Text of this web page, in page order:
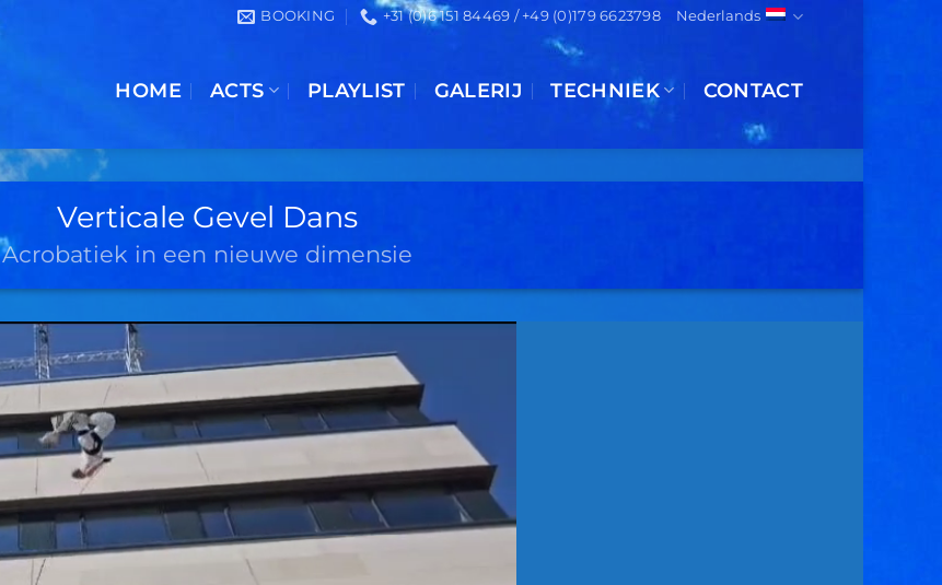
BOOKING +31 (0)6 151 84469 / +49 (0)179 6623798 Nederlands
HOME ACTS PLAYLIST GALERIJ TECHNIEK CONTACT
Verticale Gevel Dans
Acrobatiek in een nieuwe dimensie